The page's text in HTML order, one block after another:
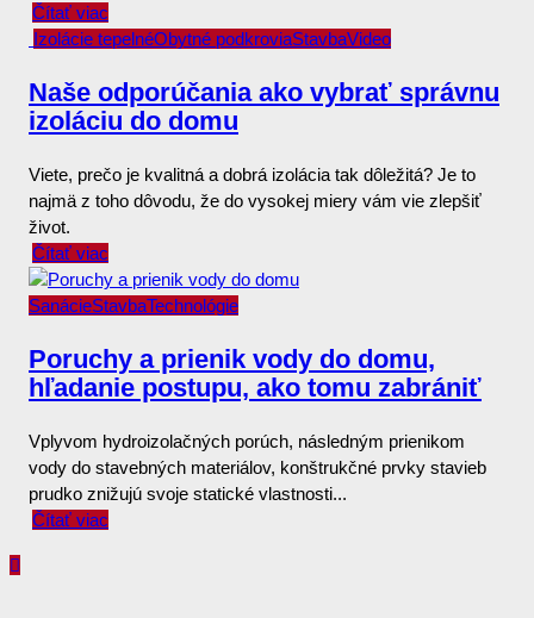
Čítať viac
Izolácie tepelnéObytné podkroviaStavbaVideo
Naše odporúčania ako vybrať správnu
izoláciu do domu
Viete, prečo je kvalitná a dobrá izolácia tak dôležitá? Je to
najmä z toho dôvodu, že do vysokej miery vám vie zlepšiť
život.
Čítať viac
SanácieStavbaTechnológie
Poruchy a prienik vody do domu,
hľadanie postupu, ako tomu zabrániť
Vplyvom hydroizolačných porúch, následným prienikom
vody do stavebných materiálov, konštrukčné prvky stavieb
prudko znižujú svoje statické vlastnosti...
Čítať viac